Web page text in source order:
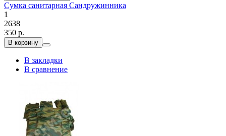
Сумка санитарная Сандружинника
1
2638
350 р.
В корзину
В закладки
В сравнение